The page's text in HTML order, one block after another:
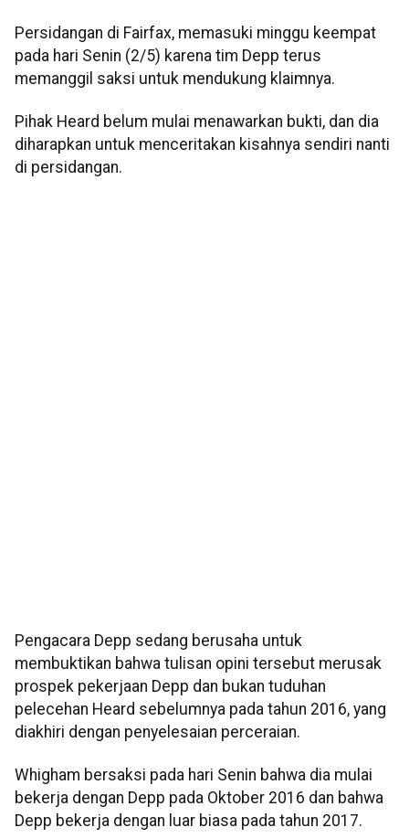
Persidangan di Fairfax, memasuki minggu keempat
pada hari Senin (2/5) karena tim Depp terus
memanggil saksi untuk mendukung klaimnya.
Pihak Heard belum mulai menawarkan bukti, dan dia
diharapkan untuk menceritakan kisahnya sendiri nanti
di persidangan.
Pengacara Depp sedang berusaha untuk
membuktikan bahwa tulisan opini tersebut merusak
prospek pekerjaan Depp dan bukan tuduhan
pelecehan Heard sebelumnya pada tahun 2016, yang
diakhiri dengan penyelesaian perceraian.
Whigham bersaksi pada hari Senin bahwa dia mulai
bekerja dengan Depp pada Oktober 2016 dan bahwa
Depp bekerja dengan luar biasa pada tahun 2017.